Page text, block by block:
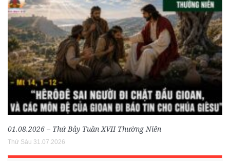
01.08.2026 – Thứ Bảy Tuần XVII Thường Niên
Thứ Sáu 31.07.2026